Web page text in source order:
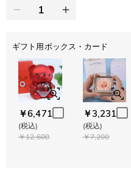
ギフト用ボックス・カード
￥6,471
(税込)
￥12,600
￥3,231
(税込)
￥7,200